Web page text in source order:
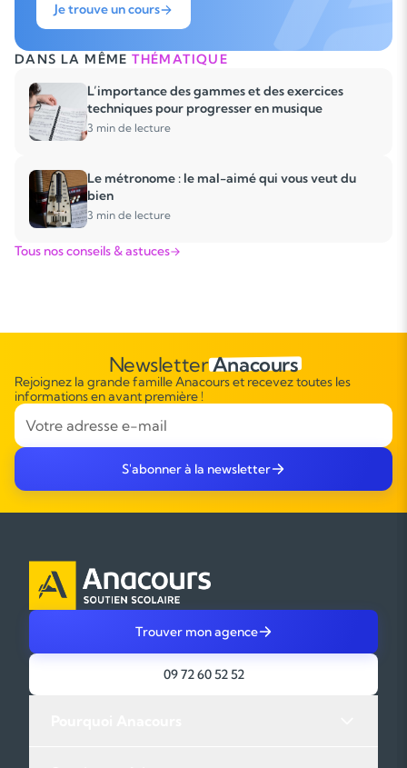
Je trouve un cours
DANS LA MÊMETHÉMATIQUE
L’importance des gammes et des exercices
techniques pour progresser en musique
3 min de lecture
Le métronome : le mal-aimé qui vous veut du
bien
3 min de lecture
Tous nos conseils & astuces
NewsletterAnacours
Rejoignez la grande famille Anacours et recevez toutes les
informations en avant première !
S'abonner à la newsletter
Trouver mon agence
09 72 60 52 52